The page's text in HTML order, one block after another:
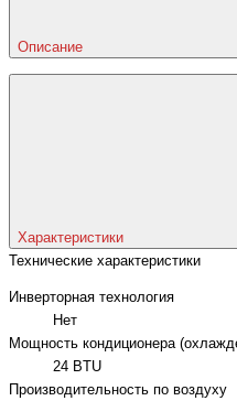
Описание
Характеристики
Технические характеристики
Инверторная технология
Нет
Мощность кондиционера
24 BTU
Производительность по воздуху